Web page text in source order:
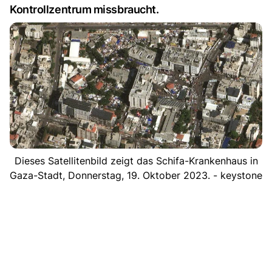
Kontrollzentrum missbraucht.
Dieses Satellitenbild zeigt das Schifa-Krankenhaus in
Gaza-Stadt, Donnerstag, 19. Oktober 2023. - keystone